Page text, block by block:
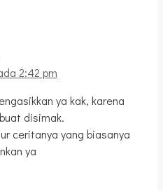
2:42 pm
ya kak, karena
disimak.
ceritanya yang biasanya
ya